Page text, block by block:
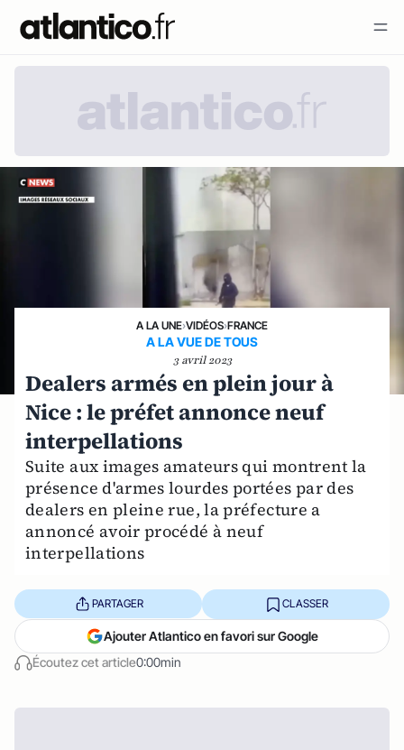
A LA UNE›VIDÉOS›FRANCE
A LA VUE DE TOUS
3 avril 2023
Dealers armés en plein jour à
Nice : le préfet annonce neuf
interpellations
Suite aux images amateurs qui montrent la
présence d'armes lourdes portées par des
dealers en pleine rue, la préfecture a
annoncé avoir procédé à neuf
interpellations
Écoutez cet article0:00min
PARTAGER CLASSER
Ajouter Atlantico en favori sur Google